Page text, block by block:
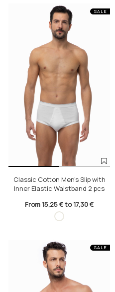
SALE
Classic Cotton Men's Slip with
Inner Elastic Waistband 2 pcs
From 15,25 € to 17,30 €
SALE